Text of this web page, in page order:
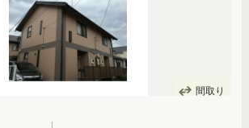
間取り